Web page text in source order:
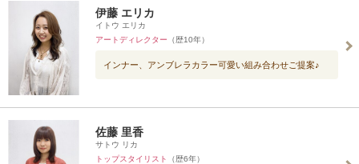
伊藤 エリカ
イトウ エリカ
アートディレクター （歴10年）
インナー、アンブレラカラー可愛い組み合わせご提案♪
佐藤 里香
サトウ リカ
トップスタイリスト
（歴6年）